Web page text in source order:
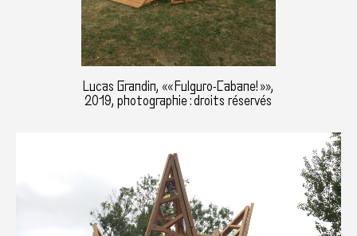
Lucas Grandin, «« Fulguro-Cabane! »»,
2019, photographie : droits réservés